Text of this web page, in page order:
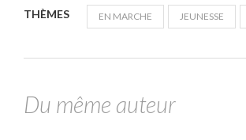
THÈMES EN MARCHE JEUNESSE
Du même auteur